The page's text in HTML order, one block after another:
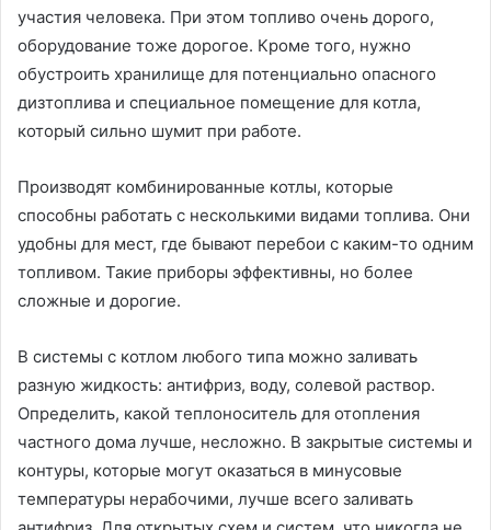
участия человека. При этом топливо очень дорого,
оборудование тоже дорогое. Кроме того, нужно
обустроить хранилище для потенциально опасного
дизтоплива и специальное помещение для котла,
который сильно шумит при работе.
Производят комбинированные котлы, которые
способны работать с несколькими видами топлива. Они
удобны для мест, где бывают перебои с каким-то одним
топливом. Такие приборы эффективны, но более
сложные и дорогие.
В системы с котлом любого типа можно заливать
разную жидкость: антифриз, воду, солевой раствор.
Определить, какой теплоноситель для отопления
частного дома лучше, несложно. В закрытые системы и
контуры, которые могут оказаться в минусовые
температуры нерабочими, лучше всего заливать